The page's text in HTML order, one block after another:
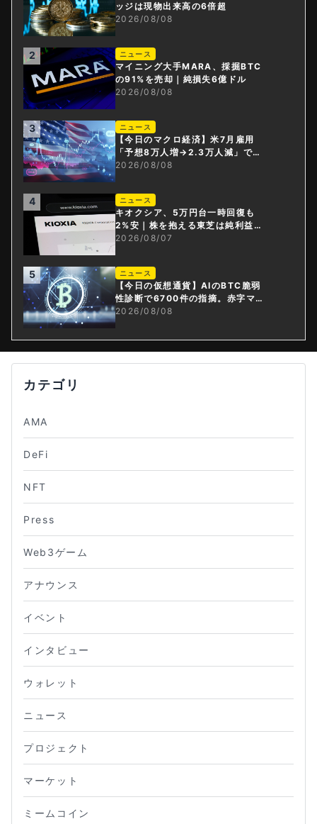
ッジは現物出来高の6倍超
2026/08/08
2 ニュース
マイニング大手MARA、採掘BTC
の91%を売却｜純損失6億ドル
2026/08/08
3 ニュース
【今日のマクロ経済】米7月雇用
「予想8万人増→2.3万人減」で利
上げ観測後退
2026/08/08
4 ニュース
キオクシア、5万円台一時回復も
2%安｜株を抱える東芝は純利益3
0倍
2026/08/07
5 ニュース
【今日の仮想通貨】AIのBTC脆弱
性診断で6700件の指摘。赤字マイ
ニング企業はAIに賭ける
2026/08/08
カテゴリ
AMA
DeFi
NFT
Press
Web3ゲーム
アナウンス
イベント
インタビュー
ウォレット
ニュース
プロジェクト
マーケット
ミームコイン